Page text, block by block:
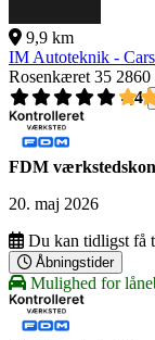
9,9 km
IM Autoteknik -
Rosenkæret 35 2860
4,4
FDM
20. maj 2026
Du kan tidligst få
Åbningstider
Mulighed for